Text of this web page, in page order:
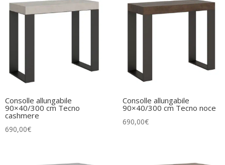
Consolle allungabile
90×40/300 cm Tecno
cashmere
690,00€
Consolle allungabile
90×40/300 cm Tecno noce
690,00€